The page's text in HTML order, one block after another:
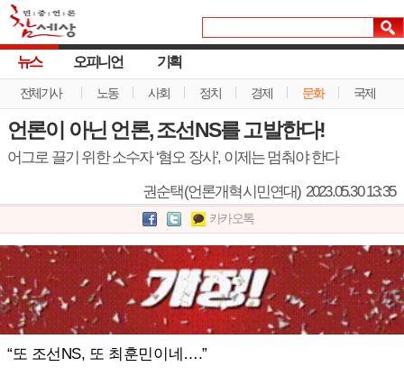
뉴스
전체기사 노동 사회 정치 경제 문화 국제
오피니언 기획
언론이 아닌 언론, 조선NS를 고발한다!
어그로 끌기 위한 소수자 ‘혐오 장사’, 이제는 멈춰야 한다
권순택(언론개혁시민연대) 2023.05.30 13:35
카카오톡
“또 조선NS, 또 최훈민이네….”